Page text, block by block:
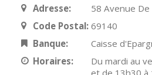
Adresse:
58 Avenue
Code Postal: 69140
Banque:
Caisse
Horaires:
Du mardi au
et de 13h30 à